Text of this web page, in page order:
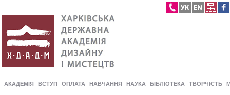
АКАДЕМІЯ ВСТУП ОПЛАТА НАВЧАННЯ НАУКА БІБЛІОТЕКА ТВОРЧІСТЬ